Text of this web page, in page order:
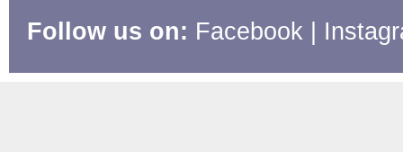
Follow us on: Facebook